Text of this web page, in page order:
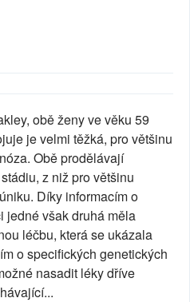
obě ženy ve věku 59
je velmi těžká, pro většinu
Obě prodělávají
z niž pro většinu
Díky informacím o
jedné však druhá měla
léčbu, která se ukázala
o specifických genetických
nasadit léky dříve